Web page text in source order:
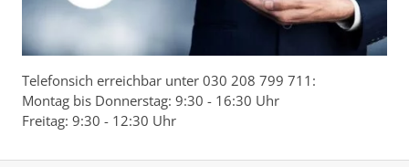
Telefonsich erreichbar unter 030 208 799 711:
Montag bis Donnerstag: 9:30 - 16:30 Uhr
Freitag: 9:30 - 12:30 Uhr